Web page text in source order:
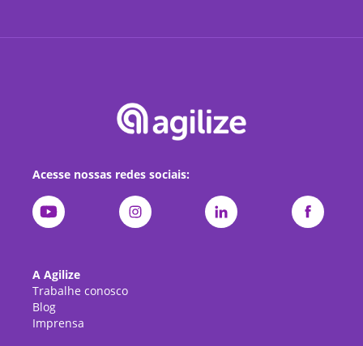
Acesse nossas redes sociais:
A Agilize
Trabalhe conosco
Blog
Imprensa